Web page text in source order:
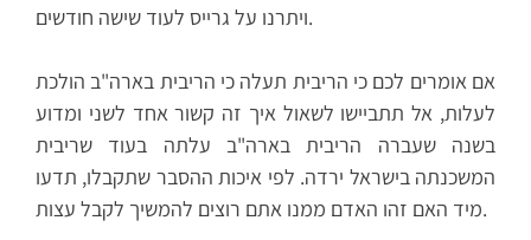
ויתרנו על גרייס לעוד שישה חודשים.
אם אומרים לכם כי הריבית תעלה כי הריבית בארה"ב הולכת
לעלות, אל תתביישו לשאול איך זה קשור אחד לשני ומדוע
בשנה שעברה הריבית בארה"ב עלתה בעוד שריבית
המשכנתה בישראל ירדה. לפי איכות ההסבר שתקבלו, תדעו
מיד האם זהו האדם ממנו אתם רוצים להמשיך לקבל עצות.